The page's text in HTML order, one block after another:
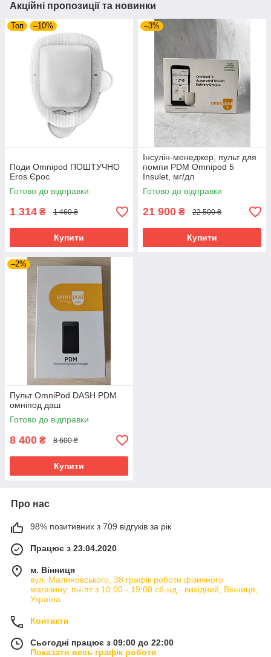
Акційні пропозиції та новинки
Топ –10%
Поди Omnipod ПОШТУЧНО
Eros Єрос
Готово до відправки
1 314 ₴ 1 460 ₴
Купити
–3%
Інсулін-менеджер, пульт для
помпи PDM Omnipod 5
Insulet, мг/дл
Готово до відправки
21 900 ₴ 22 500 ₴
Купити
–2%
Пульт OmniPod DASH PDM
омніпод даш
Готово до відправки
8 400 ₴ 8 600 ₴
Купити
Про нас
98% позитивних з 709 відгуків за рік
Працює з 23.04.2020
м. Вінниця
вул. Малиновського, 38 графік роботи фізичного
магазину: пн-пт з 10:00 - 19:00 сб-нд - вихідний, Вінниця,
Україна
Контакти
Сьогодні працює з 09:00 до 22:00
Показати весь графік роботи